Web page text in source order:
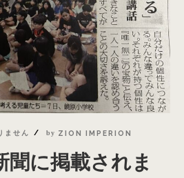
ません by ZION IMPERION
聞に掲載されま